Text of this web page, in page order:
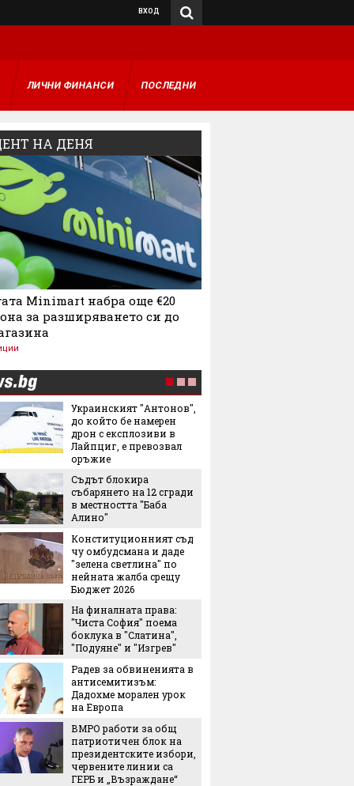
ВХОД
ЛИЧНИ ФИНАНСИ ПОСЛЕДНИ
НА ДЕНЯ
Minimart набра още €20
за разширяването си до
Украинският "Антонов",
до който бе намерен
дрон с експлозиви в
Лайпциг, е превозвал
оръжие
Съдът блокира
събарянето на 12 сгради
в местността "Баба
Алино"
Конституционният съд
чу омбудсмана и даде
"зелена светлина" по
нейната жалба срещу
Бюджет 2026
На финалната права:
"Чиста София" поема
боклука в "Слатина",
"Подуяне" и "Изгрев"
Радев за обвиненията в
антисемитизъм:
Дадохме морален урок
на Европа
ВМРО работи за общ
патриотичен блок на
президентските избори,
червените линии са
ГЕРБ и „Възраждане“